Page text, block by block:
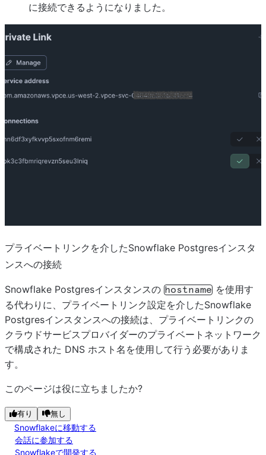
に接続できるようになりました。
プライベートリンクを介したSnowflake Postgresインスタ
ンスへの接続
Snowflake Postgresインスタンスの hostname を使用す
る代わりに、プライベートリンク設定を介したSnowflake
Postgresインスタンスへの接続は、プライベートリンクの
クラウドサービスプロバイダーのプライベートネットワーク
で構成された DNS ホスト名を使用して行う必要がありま
す。
このページは役に立ちましたか?
有り 無し
Snowflakeに移動する
会話に参加する
Snowflakeで開発する